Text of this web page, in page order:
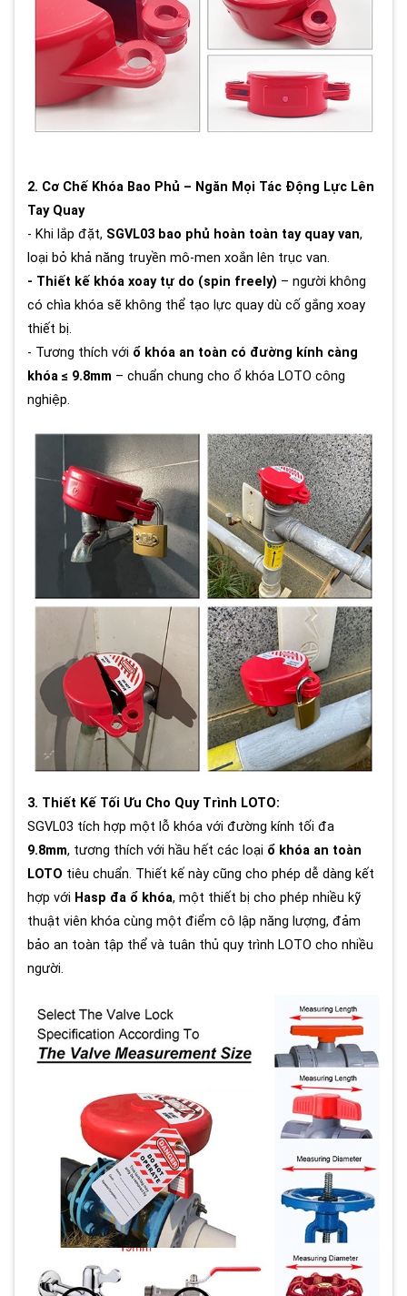
2. Cơ Chế Khóa Bao Phủ – Ngăn Mọi Tác Động Lực Lên
Tay Quay
- Khi lắp đặt, SGVL03 bao phủ hoàn toàn tay quay van,
loại bỏ khả năng truyền mô-men xoắn lên trục van.
- Thiết kế khóa xoay tự do (spin freely) – người không
có chìa khóa sẽ không thể tạo lực quay dù cố gắng xoay
thiết bị.
- Tương thích với ổ khóa an toàn có đường kính càng
khóa ≤ 9.8mm – chuẩn chung cho ổ khóa LOTO công
nghiệp.
3. Thiết Kế Tối Ưu Cho Quy Trình LOTO:
SGVL03 tích hợp một lỗ khóa với đường kính tối đa
9.8mm, tương thích với hầu hết các loại ổ khóa an toàn
LOTO tiêu chuẩn. Thiết kế này cũng cho phép dễ dàng kết
hợp với Hasp đa ổ khóa, một thiết bị cho phép nhiều kỹ
thuật viên khóa cùng một điểm cô lập năng lượng, đảm
bảo an toàn tập thể và tuân thủ quy trình LOTO cho nhiều
người.